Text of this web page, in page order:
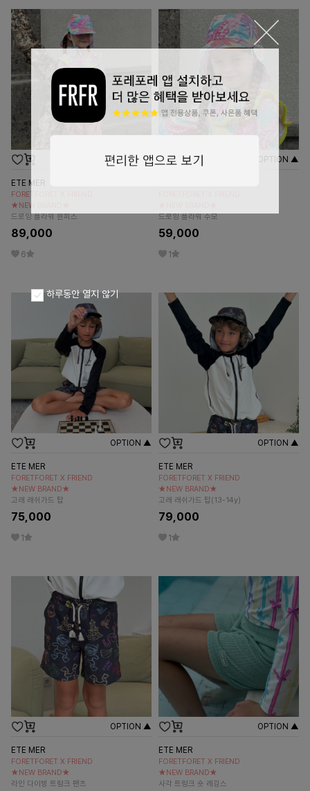
OPTION ▲
ETE MER
FORETFORET X FRIEND
★NEW BRAND★
드로잉 플라워 원피스
89,000
6
OPTION ▲
드로잉 플라워 수모
59,000
1
OPTION ▲
ETE MER
FORETFORET X FRIEND
★NEW BRAND★
고래 래쉬가드 탑
75,000
1
OPTION ▲
ETE MER
FORETFORET X FRIEND
★NEW BRAND★
고래 래쉬가드 탑(13-14y)
79,000
1
OPTION ▲
ETE MER
FORETFORET X FRIEND
★NEW BRAND★
라인 다이빙 트렁크 팬츠
OPTION ▲
ETE MER
FORETFORET X FRIEND
★NEW BRAND★
사각 트렁크 숏 레깅스
하루동안 열지 않기